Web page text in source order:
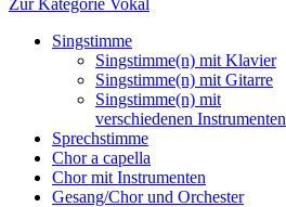
Zur Kategorie Vokal
Singstimme
Singstimme(n) mit Klavier
Singstimme(n) mit Gitarre
Singstimme(n) mit
verschiedenen Instrumenten
Sprechstimme
Chor a capella
Chor mit Instrumenten
Gesang/Chor und Orchester